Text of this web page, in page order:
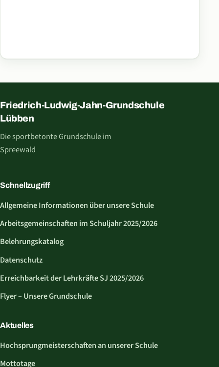
Friedrich-Ludwig-Jahn-Grundschule
Lübben
Die sportbetonte Grundschule im
Spreewald
Schnellzugriff
Allgemeine Informationen über unsere Schule
Arbeitsgemeinschaften im Schuljahr 2025/2026
Belehrungskatalog
Datenschutz
Erreichbarkeit der Lehrkräfte SJ 2025/2026
Flyer – Unsere Grundschule
Aktuelles
Hochsprungmeisterschaften an unserer Schule
Mottotage